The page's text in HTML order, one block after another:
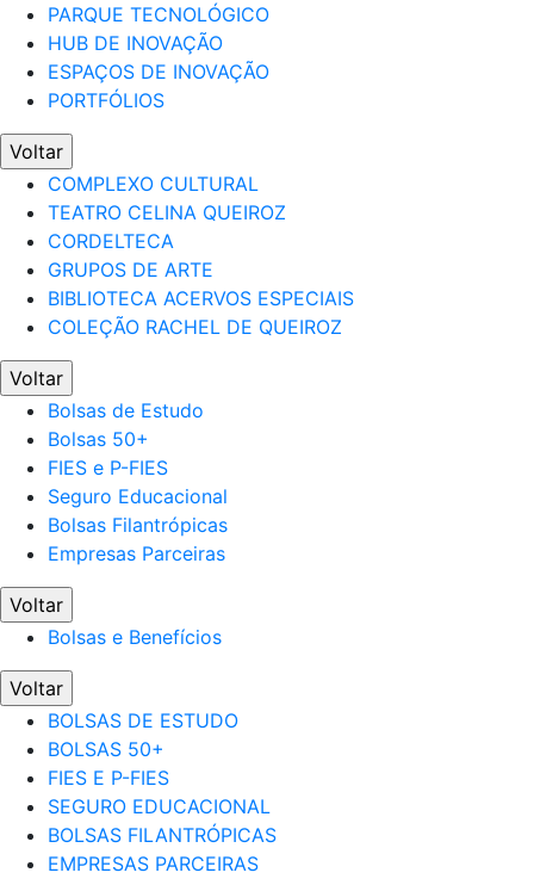
PARQUE TECNOLÓGICO
HUB DE INOVAÇÃO
ESPAÇOS DE INOVAÇÃO
PORTFÓLIOS
Voltar
COMPLEXO CULTURAL
TEATRO CELINA QUEIROZ
CORDELTECA
GRUPOS DE ARTE
BIBLIOTECA ACERVOS ESPECIAIS
COLEÇÃO RACHEL DE QUEIROZ
Voltar
Bolsas de Estudo
Bolsas 50+
FIES e P-FIES
Seguro Educacional
Bolsas Filantrópicas
Empresas Parceiras
Voltar
Bolsas e Benefícios
Voltar
BOLSAS DE ESTUDO
BOLSAS 50+
FIES E P-FIES
SEGURO EDUCACIONAL
BOLSAS FILANTRÓPICAS
EMPRESAS PARCEIRAS